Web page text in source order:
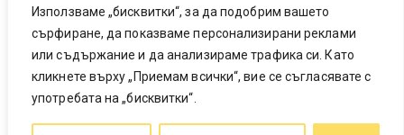
Използваме „бисквитки“, за да подобрим вашето
сърфиране, да показваме персонализирани реклами
или съдържание и да анализираме трафика си. Като
кликнете върху „Приемам всички“, вие се съгласявате с
употребата на „бисквитки“.
0884 / 787772
Bionicfox LTD- Designed & Made